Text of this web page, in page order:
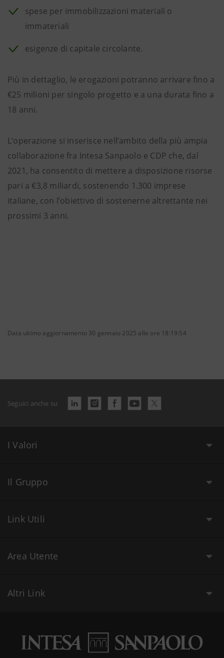
spese per immobilizzazioni materiali o
immateriali
esigenze di capitale circolante.
Più in dettaglio, le erogazioni potranno arrivare fino a
€25 milioni per singolo progetto e a una durata fino a
18 anni.
L’operazione si inserisce nell’ambito della più ampia
collaborazione fra Intesa Sanpaolo e CDP che, dal
2021, ha consentito di mettere a disposizione risorse
pari a €3,8 miliardi, sostenendo 1.300 imprese
italiane, con l’obiettivo di sostenerne altrettante nei
prossimi 3 anni.
Data ultimo aggiornamento 30 gennaio 2025 alle ore 18:19:54
Seguici anche su
I Valori
Il Gruppo
Link Utili
Area Utente
Altri Link